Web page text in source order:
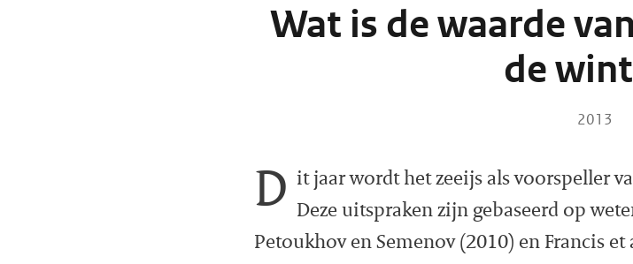
Wat is de waarde
de
2013
D it jaar wordt het zeeijs als voorspeller
Deze uitspraken zijn gebaseerd op
Petoukhov en Semenov (2010) en Francis